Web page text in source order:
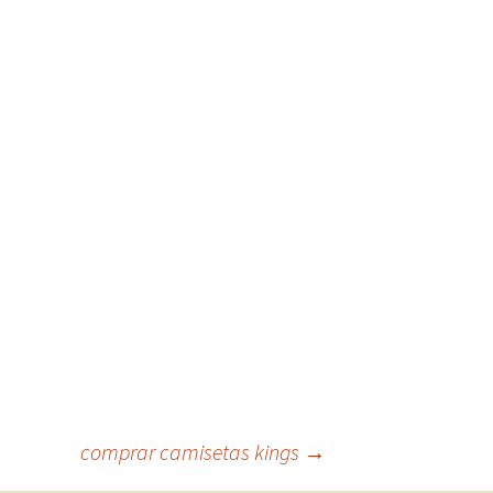
comprar camisetas kings →